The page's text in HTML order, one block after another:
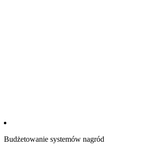
Budżetowanie systemów nagród